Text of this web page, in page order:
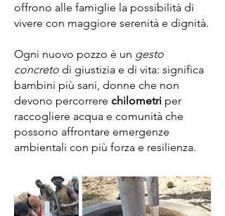
offrono alle famiglie la possibilità di
vivere con maggiore serenità e dignità.
Ogni nuovo pozzo è un gesto
concreto di giustizia e di vita: significa
bambini più sani, donne che non
devono percorrere chilometri per
raccogliere acqua e comunità che
possono affrontare emergenze
ambientali con più forza e resilienza.